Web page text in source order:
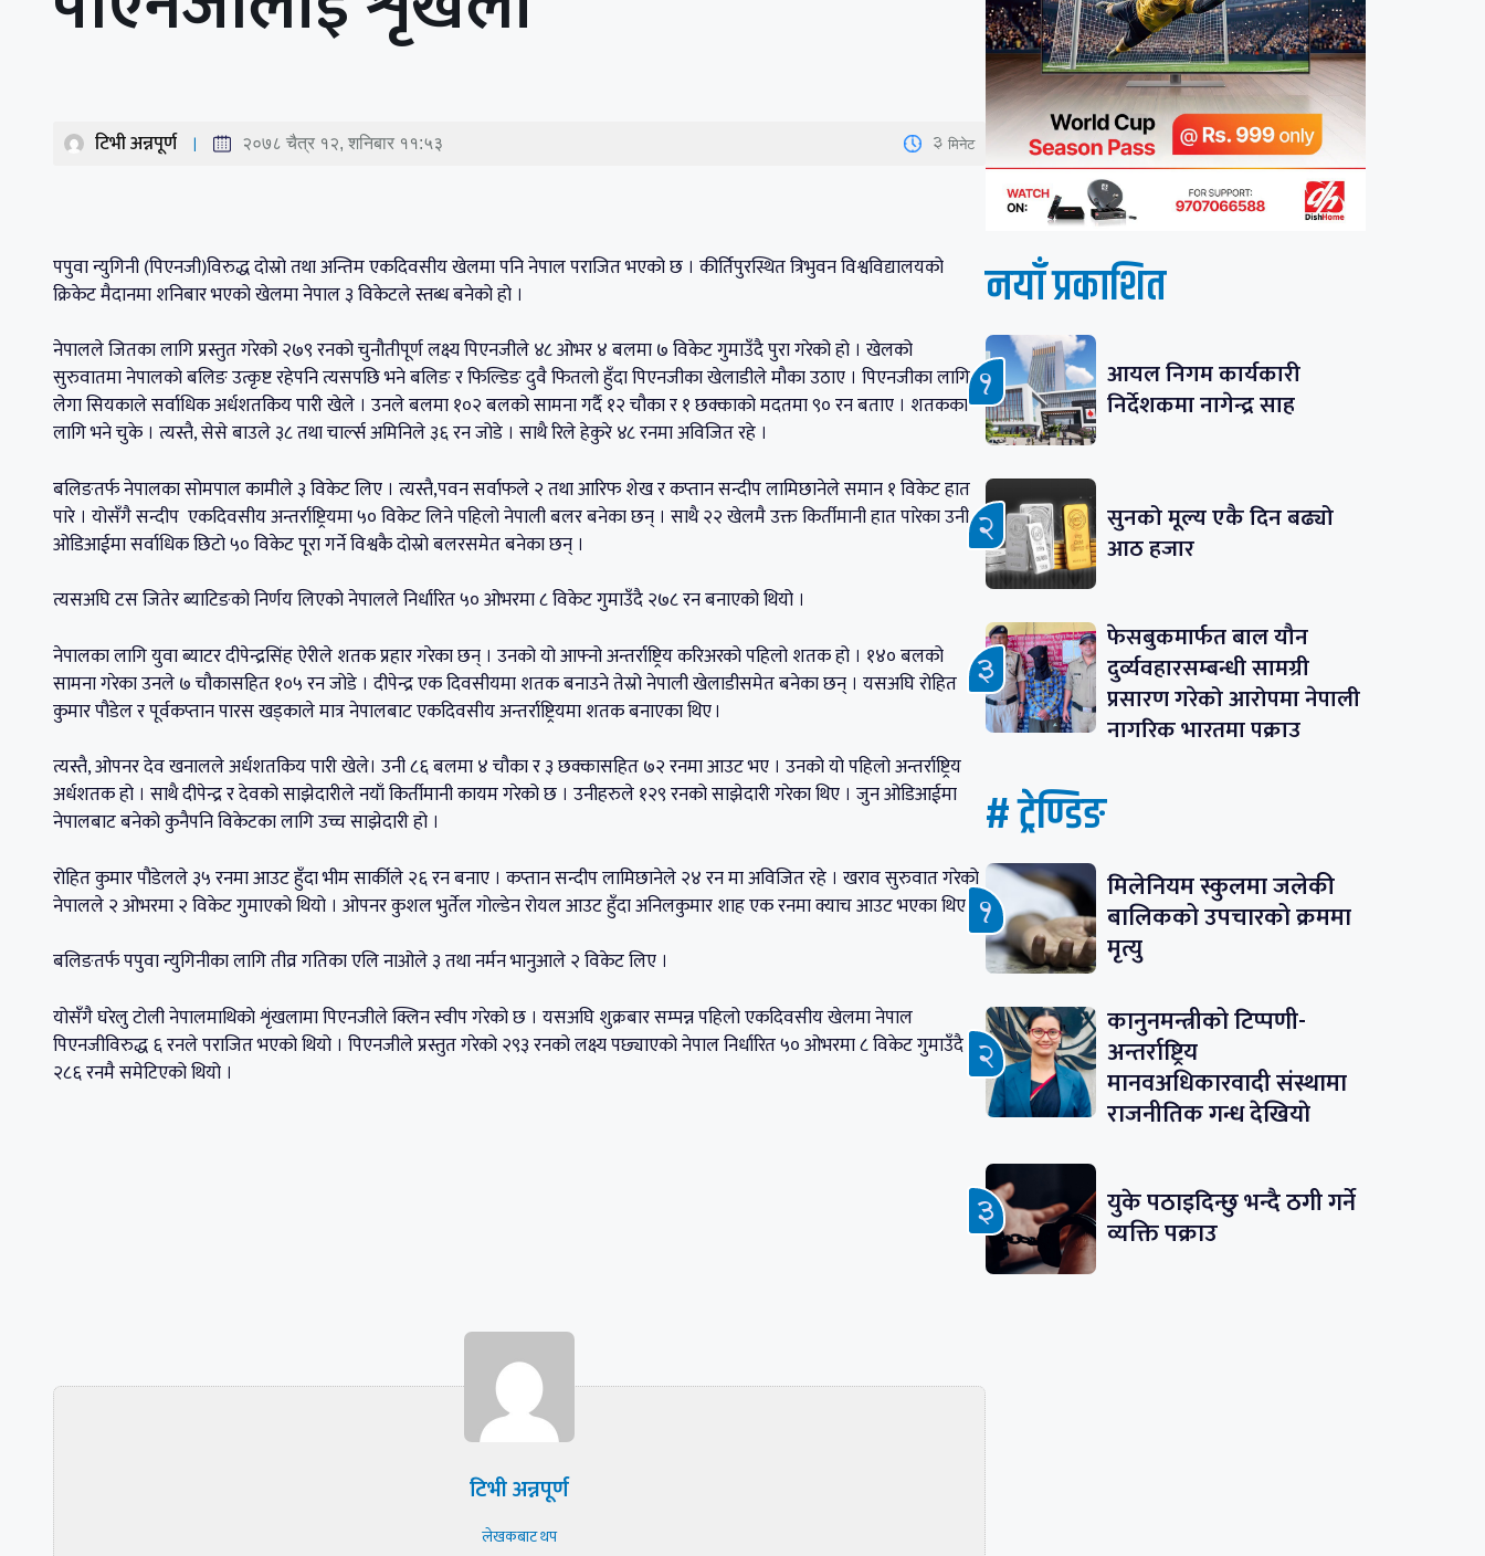
टिभी अन्नपूर्ण २०७८ चैत्र १२, शनिबार ११:५३ 3 मिनेट
पपुवा न्युगिनी (पिएनजी)विरुद्ध दोस्रो तथा अन्तिम एकदिवसीय खेलमा पनि नेपाल पराजित भएको छ । कीर्तिपुरस्थित त्रिभुवन विश्वविद्यालयको
क्रिकेट मैदानमा शनिबार भएको खेलमा नेपाल ३ विकेटले स्तब्ध बनेको हो ।
नेपालले जितका लागि प्रस्तुत गरेको २७९ रनको चुनौतीपूर्ण लक्ष्य पिएनजीले ४८ ओभर ४ बलमा ७ विकेट गुमाउँदै पुरा गरेको हो । खेलको
सुरुवातमा नेपालको बलिङ उत्कृष्ट रहेपनि त्यसपछि भने बलिङ र फिल्डिङ दुवै फितलो हुँदा पिएनजीका खेलाडीले मौका उठाए । पिएनजीका लागि
लेगा सियकाले सर्वाधिक अर्धशतकिय पारी खेले । उनले बलमा १०२ बलको सामना गर्दै १२ चौका र १ छक्काको मदतमा ९० रन बताए । शतकका
लागि भने चुके । त्यस्तै, सेसे बाउले ३८ तथा चार्ल्स अमिनिले ३६ रन जोडे । साथै रिले हेकुरे ४८ रनमा अविजित रहे ।
बलिङतर्फ नेपालका सोमपाल कामीले ३ विकेट लिए । त्यस्तै,पवन सर्वाफले २ तथा आरिफ शेख र कप्तान सन्दीप लामिछानेले समान १ विकेट हात
पारे । योसँगै सन्दीप एकदिवसीय अन्तर्राष्ट्रियमा ५० विकेट लिने पहिलो नेपाली बलर बनेका छन् । साथै २२ खेलमै उक्त किर्तीमानी हात पारेका उनी
ओडिआईमा सर्वाधिक छिटो ५० विकेट पूरा गर्ने विश्वकै दोस्रो बलरसमेत बनेका छन् ।
त्यसअघि टस जितेर ब्याटिङको निर्णय लिएको नेपालले निर्धारित ५० ओभरमा ८ विकेट गुमाउँदै २७८ रन बनाएको थियो ।
नेपालका लागि युवा ब्याटर दीपेन्द्रसिंह ऐरीले शतक प्रहार गरेका छन् । उनको यो आफ्नो अन्तर्राष्ट्रिय करिअरको पहिलो शतक हो । १४० बलको
सामना गरेका उनले ७ चौकासहित १०५ रन जोडे । दीपेन्द्र एक दिवसीयमा शतक बनाउने तेस्रो नेपाली खेलाडीसमेत बनेका छन् । यसअघि रोहित
कुमार पौडेल र पूर्वकप्तान पारस खड्काले मात्र नेपालबाट एकदिवसीय अन्तर्राष्ट्रियमा शतक बनाएका थिए ।
त्यस्तै, ओपनर देव खनालले अर्धशतकिय पारी खेले। उनी ८६ बलमा ४ चौका र ३ छक्कासहित ७२ रनमा आउट भए । उनको यो पहिलो अन्तर्राष्ट्रिय
अर्धशतक हो । साथै दीपेन्द्र र देवको साझेदारीले नयाँ किर्तीमानी कायम गरेको छ । उनीहरुले १२९ रनको साझेदारी गरेका थिए । जुन ओडिआईमा
नेपालबाट बनेको कुनैपनि विकेटका लागि उच्च साझेदारी हो ।
रोहित कुमार पौडेलले ३५ रनमा आउट हुँदा भीम सार्कीले २६ रन बनाए । कप्तान सन्दीप लामिछानेले २४ रन मा अविजित रहे । खराव सुरुवात गरेको
नेपालले २ ओभरमा २ विकेट गुमाएको थियो । ओपनर कुशल भुर्तेल गोल्डेन रोयल आउट हुँदा अनिलकुमार शाह एक रनमा क्याच आउट भएका थिए ।
बलिङतर्फ पपुवा न्युगिनीका लागि तीव्र गतिका एलि नाओले ३ तथा नर्मन भानुआले २ विकेट लिए ।
योसँगै घरेलु टोली नेपालमाथिकाे शृंखलामा पिएनजीले क्लिन स्वीप गरेको छ । यसअघि शुक्रबार सम्पन्न पहिलो एकदिवसीय खेलमा नेपाल
पिएनजीविरुद्ध ६ रनले पराजित भएको थियो । पिएनजीले प्रस्तुत गरेको २९३ रनको लक्ष्य पछ्याएको नेपाल निर्धारित ५० ओभरमा ८ विकेट गुमाउँदै
२८६ रनमै समेटिएको थियो ।
टिभी अन्नपूर्ण
लेखकबाट थप
नयाँ प्रकाशित
आयल निगम कार्यकारी
निर्देशकमा नागेन्द्र साह
सुनको मूल्य एकै दिन बढ्यो
आठ हजार
फेसबुकमार्फत बाल यौन
दुर्व्यवहारसम्बन्धी सामग्री
प्रसारण गरेको आरोपमा नेपाली
नागरिक भारतमा पक्राउ
# ट्रेण्डिङ
मिलेनियम स्कुलमा जलेकी
बालिकको उपचारको क्रममा
मृत्यु
कानुनमन्त्रीको टिप्पणी-
अन्तर्राष्ट्रिय
मानवअधिकारवादी संस्थामा
राजनीतिक गन्ध देखियाे
युके पठाइदिन्छु भन्दै ठगी गर्ने
व्यक्ति पक्राउ